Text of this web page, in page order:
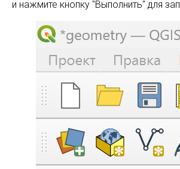
и нажмите кнопку "Выполнить" для